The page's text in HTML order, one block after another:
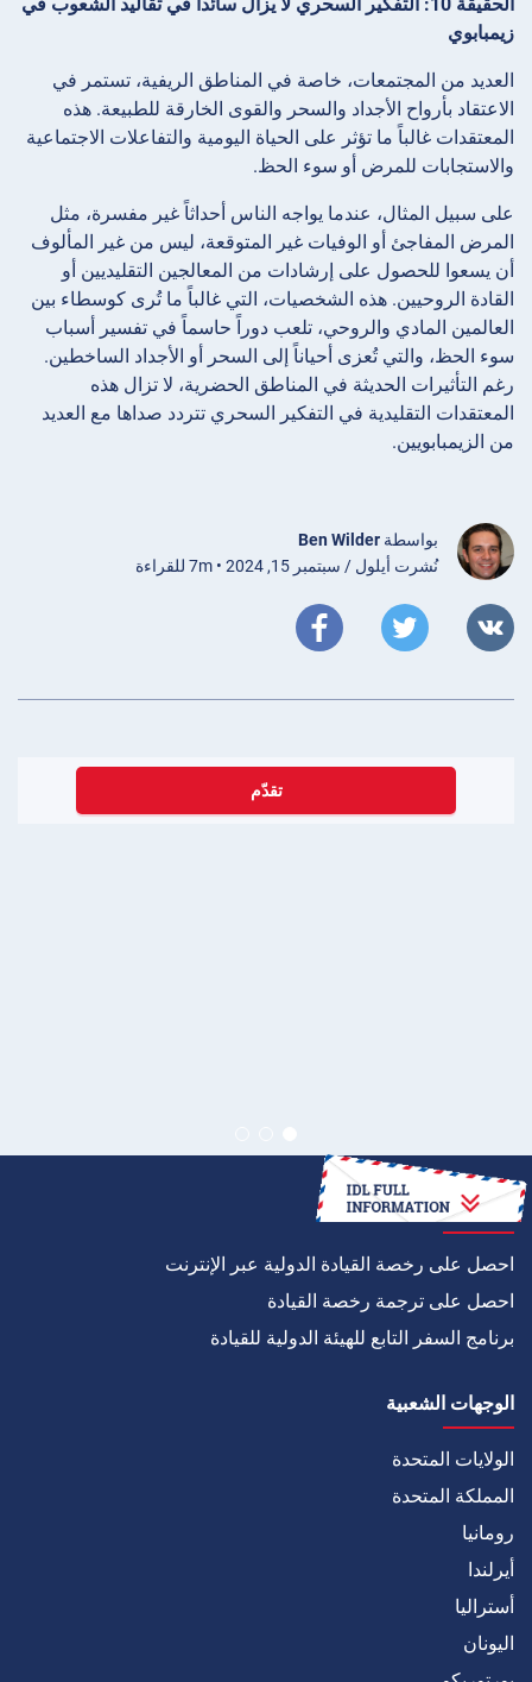
الحقيقة 10: التفكير السحري لا يزال سائداً في تقاليد الشعوب في
زيمبابوي
العديد من المجتمعات، خاصة في المناطق الريفية، تستمر في
الاعتقاد بأرواح الأجداد والسحر والقوى الخارقة للطبيعة. هذه
المعتقدات غالباً ما تؤثر على الحياة اليومية والتفاعلات الاجتماعية
والاستجابات للمرض أو سوء الحظ.
على سبيل المثال، عندما يواجه الناس أحداثاً غير مفسرة، مثل
المرض المفاجئ أو الوفيات غير المتوقعة، ليس من غير المألوف
أن يسعوا للحصول على إرشادات من المعالجين التقليديين أو
القادة الروحيين. هذه الشخصيات، التي غالباً ما تُرى كوسطاء بين
العالمين المادي والروحي، تلعب دوراً حاسماً في تفسير أسباب
سوء الحظ، والتي تُعزى أحياناً إلى السحر أو الأجداد الساخطين.
رغم التأثيرات الحديثة في المناطق الحضرية، لا تزال هذه
المعتقدات التقليدية في التفكير السحري تتردد صداها مع العديد
من الزيمبابويين.
بواسطة Ben Wilder
نُشرت أيلول / سبتمبر 15, 2024 • 7m للقراءة
تقدّم
كيف
احصل على رخصة القيادة الدولية عبر الإنترنت
احصل على ترجمة رخصة القيادة
برنامج السفر التابع للهيئة الدولية للقيادة
الوجهات الشعبية
الولايات المتحدة
المملكة المتحدة
رومانيا
أيرلندا
أستراليا
اليونان